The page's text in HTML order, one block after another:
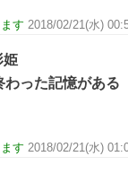
す 2018/02/21(水)
姫
わった記憶がある
す 2018/02/21(水)